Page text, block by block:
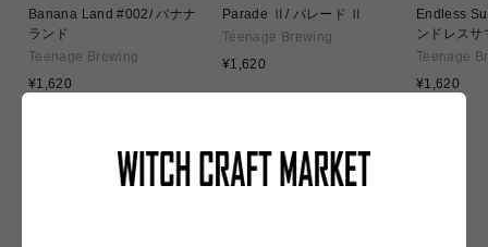
Banana Land #002/ バナナ
ランド
Teenage Brewing
通
¥1,620
Parade Ⅱ/ パレード Ⅱ
Teenage Brewing
通
¥1,620
Endless
ンドレスサ
Teenage
通
¥1,620